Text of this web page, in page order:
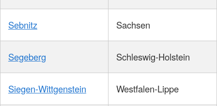
Sebnitz Sachsen
Segeberg Schleswig-Holstein
Siegen-Wittgenstein Westfalen-Lippe